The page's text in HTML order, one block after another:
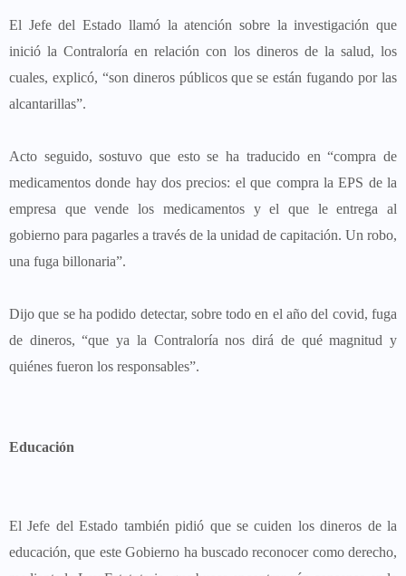
El Jefe del Estado llamó la atención sobre la investigación que
inició la Contraloría en relación con los dineros de la salud, los
cuales, explicó, “son dineros públicos que se están fugando por las
alcantarillas”.
Acto seguido, sostuvo que esto se ha traducido en “compra de
medicamentos donde hay dos precios: el que compra la EPS de la
empresa que vende los medicamentos y el que le entrega al
gobierno para pagarles a través de la unidad de capitación. Un robo,
una fuga billonaria”.
Dijo que se ha podido detectar, sobre todo en el año del covid, fuga
de dineros, “que ya la Contraloría nos dirá de qué magnitud y
quiénes fueron los responsables”.
Educación
El Jefe del Estado también pidió que se cuiden los dineros de la
educación, que este Gobierno ha buscado reconocer como derecho,